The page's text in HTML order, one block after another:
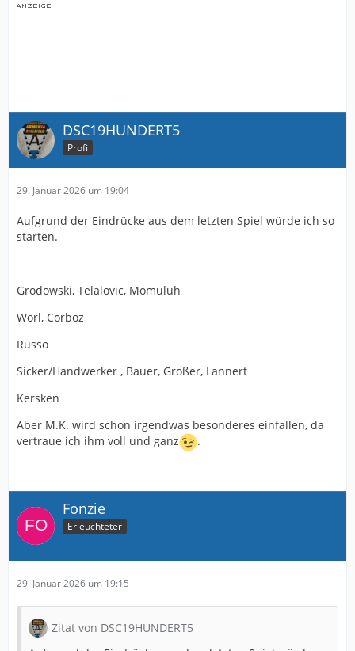
DSC19HUNDERT5
Profi
29. Januar 2026 um 19:04
Aufgrund der Eindrücke aus dem letzten Spiel würde ich so
starten.
Grodowski, Telalovic, Momuluh
Wörl, Corboz
Russo
Sicker/Handwerker , Bauer, Großer, Lannert
Kersken
Aber M.K. wird schon irgendwas besonderes einfallen, da
vertraue ich ihm voll und ganz
.
Fonzie
Erleuchteter
29. Januar 2026 um 19:15
Zitat von DSC19HUNDERT5